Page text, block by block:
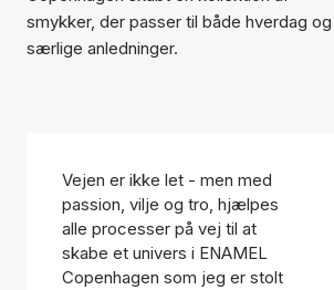
smykker, der passer til både hverdag og
særlige anledninger.
Vejen er ikke let - men med
passion, vilje og tro, hjælpes
alle processer på vej til at
skabe et univers i ENAMEL
Copenhagen som jeg er stolt